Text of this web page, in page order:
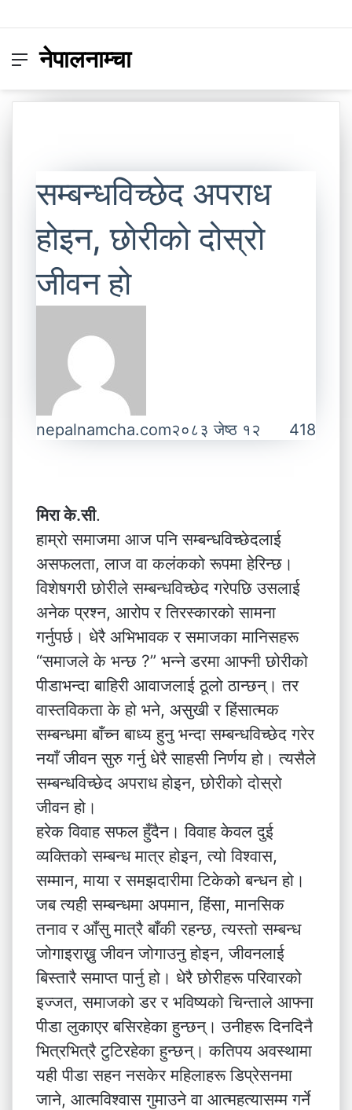
Menu
नेपालनाम्चा
सम्बन्धविच्छेद अपराध
होइन, छाेरीकाे दोस्रो
जीवन हो
nepalnamcha.com२०८३ जेष्ठ १२ 418
मिरा के.सी.
हाम्रो समाजमा आज पनि सम्बन्धविच्छेदलाई
असफलता, लाज वा कलंकको रूपमा हेरिन्छ।
विशेषगरी छोरीले सम्बन्धविच्छेद गरेपछि उसलाई
अनेक प्रश्न, आरोप र तिरस्कारको सामना
गर्नुपर्छ। धेरै अभिभावक र समाजका मानिसहरू
“समाजले के भन्छ ?” भन्ने डरमा आफ्नी छोरीको
पीडाभन्दा बाहिरी आवाजलाई ठूलो ठान्छन्। तर
वास्तविकता के हो भने, असुखी र हिंसात्मक
सम्बन्धमा बाँच्न बाध्य हुनु भन्दा सम्बन्धविच्छेद गरेर
नयाँ जीवन सुरु गर्नु धेरै साहसी निर्णय हो। त्यसैले
सम्बन्धविच्छेद अपराध होइन, छोरीको दोस्रो
जीवन हो।
हरेक विवाह सफल हुँदैन। विवाह केवल दुई
व्यक्तिको सम्बन्ध मात्र होइन, त्यो विश्वास,
सम्मान, माया र समझदारीमा टिकेको बन्धन हो।
जब त्यही सम्बन्धमा अपमान, हिंसा, मानसिक
तनाव र आँसु मात्रै बाँकी रहन्छ, त्यस्तो सम्बन्ध
जोगाइराख्नु जीवन जोगाउनु होइन, जीवनलाई
बिस्तारै समाप्त पार्नु हो। धेरै छोरीहरू परिवारको
इज्जत, समाजको डर र भविष्यको चिन्ताले आफ्ना
पीडा लुकाएर बसिरहेका हुन्छन्। उनीहरू दिनदिनै
भित्रभित्रै टुटिरहेका हुन्छन्। कतिपय अवस्थामा
यही पीडा सहन नसकेर महिलाहरू डिप्रेसनमा
जाने, आत्मविश्वास गुमाउने वा आत्महत्यासम्म गर्ने